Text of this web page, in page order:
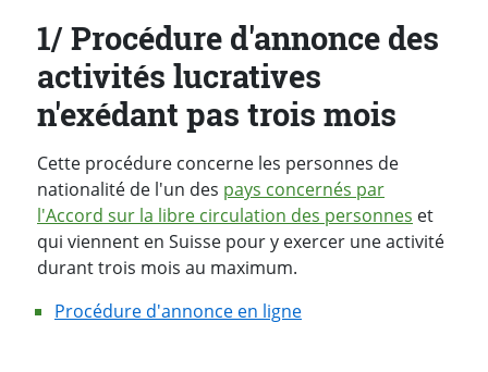
1/ Procédure d'annonce des
activités lucratives
n'exédant pas trois mois
Cette procédure concerne les personnes de
nationalité de l'un des pays concernés par
l'Accord sur la libre circulation des personnes et
qui viennent en Suisse pour y exercer une activité
durant trois mois au maximum.
Procédure d'annonce en ligne